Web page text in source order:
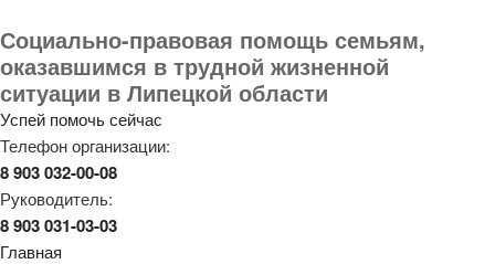
Социально-правовая помощь семьям,
оказавшимся в трудной жизненной
ситуации в Липецкой области
Успей помочь сейчас
Телефон организации:
8 903 032-00-08
Руководитель:
8 903 031-03-03
Главная